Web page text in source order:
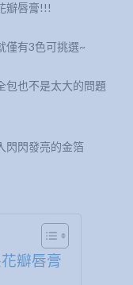
瓣唇膏!!!
僅有3色可挑選~
包也不是太大的問題
閃閃發亮的金箔
瓣唇膏